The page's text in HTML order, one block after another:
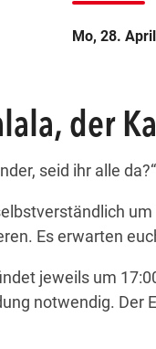
Mo, 28. April
der
seid ihr alle
um
Es erwarten
jeweils um
notwendig. Der
statt
statt statt